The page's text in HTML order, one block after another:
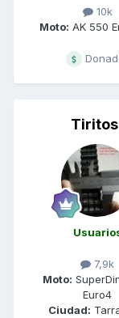
10k
Moto: AK 550
Tiritos
7,9k
Moto:
Euro4
Ciudad: